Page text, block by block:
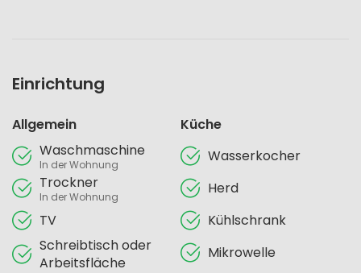
Einrichtung
Allgemein
Waschmaschine
In der Wohnung
Trockner
In der Wohnung
TV
Schreibtisch oder
Arbeitsfläche
Küche
Wasserkocher
Herd
Kühlschrank
Mikrowelle